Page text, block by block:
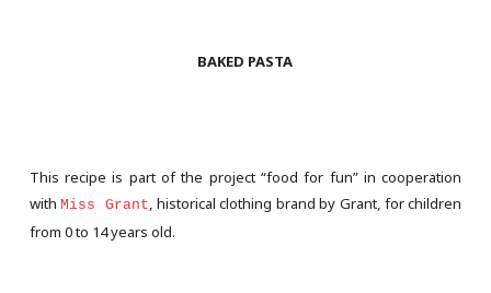
BAKED PASTA
This recipe is part of the project “food for fun” in cooperation
withMiss Grant, historical clothing brand by Grant, for children
from 0 to 14 years old.